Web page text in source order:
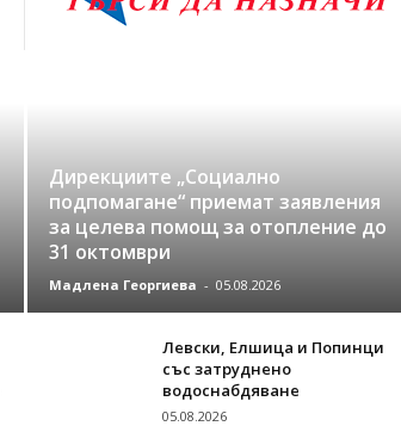
Дирекциите „Социално
подпомагане“ приемат заявления
за целева помощ за отопление до
31 октомври
Мадлена Георгиева - 05.08.2026
Левски, Елшица и Попинци
със затруднено
водоснабдяване
05.08.2026